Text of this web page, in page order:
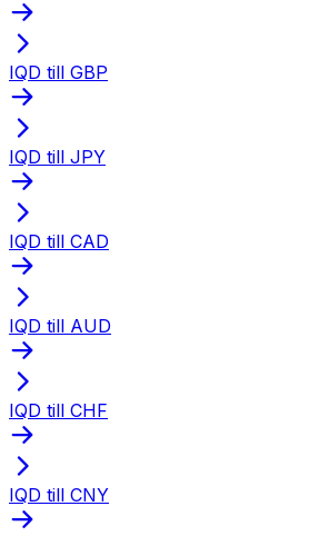
IQD till GBP
IQD till JPY
IQD till CAD
IQD till AUD
IQD till CHF
IQD till CNY